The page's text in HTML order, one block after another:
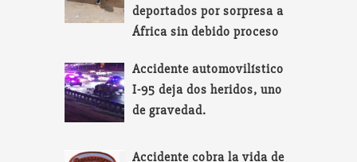
deportados por sorpresa a
África sin debido proceso
Accidente automovilístico
I-95 deja dos heridos, uno
de gravedad.
Accidente cobra la vida de